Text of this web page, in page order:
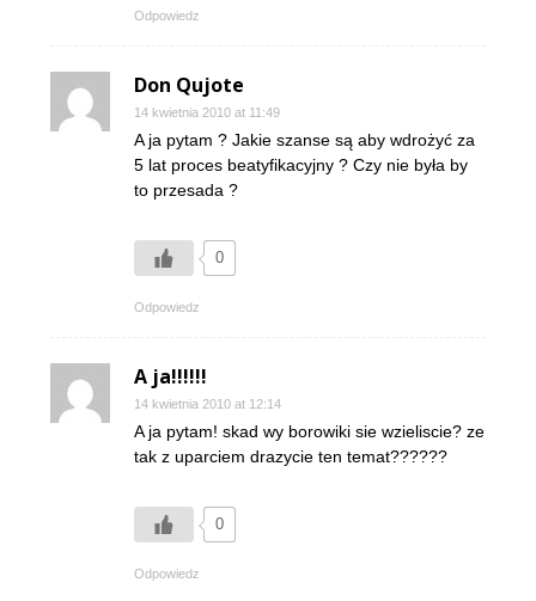
Odpowiedz
Don Qujote
14 kwietnia 2010 at 11:49
A ja pytam ? Jakie szanse są aby wdrożyć za
5 lat proces beatyfikacyjny ? Czy nie była by
to przesada ?
0
Odpowiedz
A ja!!!!!!
14 kwietnia 2010 at 12:14
A ja pytam! skad wy borowiki sie wzieliscie? ze
tak z uparciem drazycie ten temat??????
0
Odpowiedz